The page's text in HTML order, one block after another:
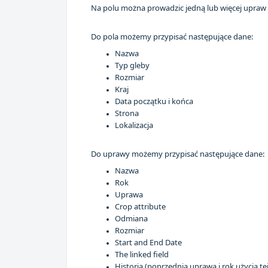
Na polu można prowadzic jedną lub więcej upraw
Do pola możemy przypisać następujące dane:
Nazwa
Typ gleby
Rozmiar
Kraj
Data początku i końca
Strona
Lokalizacja
Do uprawy możemy przypisać następujące dane:
Nazwa
Rok
Uprawa
Crop attribute
Odmiana
Rozmiar
Start and End Date
The linked field